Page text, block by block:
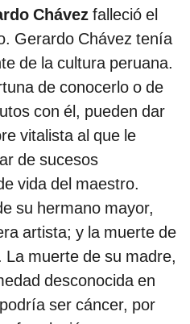
Chávez falleció el
Gerardo Chávez tenía
de la cultura peruana.
de conocerlo o de
con él, pueden dar
vitalista al que le
de sucesos
vida del maestro.
su hermano mayor,
artista; y la muerte de
muerte de su madre,
desconocida en
ser cáncer, por